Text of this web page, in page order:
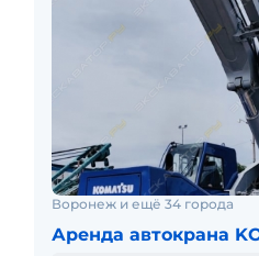
Воронеж и ещё 34 города
Аренда автокрана